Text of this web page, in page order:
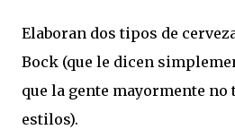
Elaboran dos tipos de
Bock (que le dicen
que la gente mayormente no
estilos).